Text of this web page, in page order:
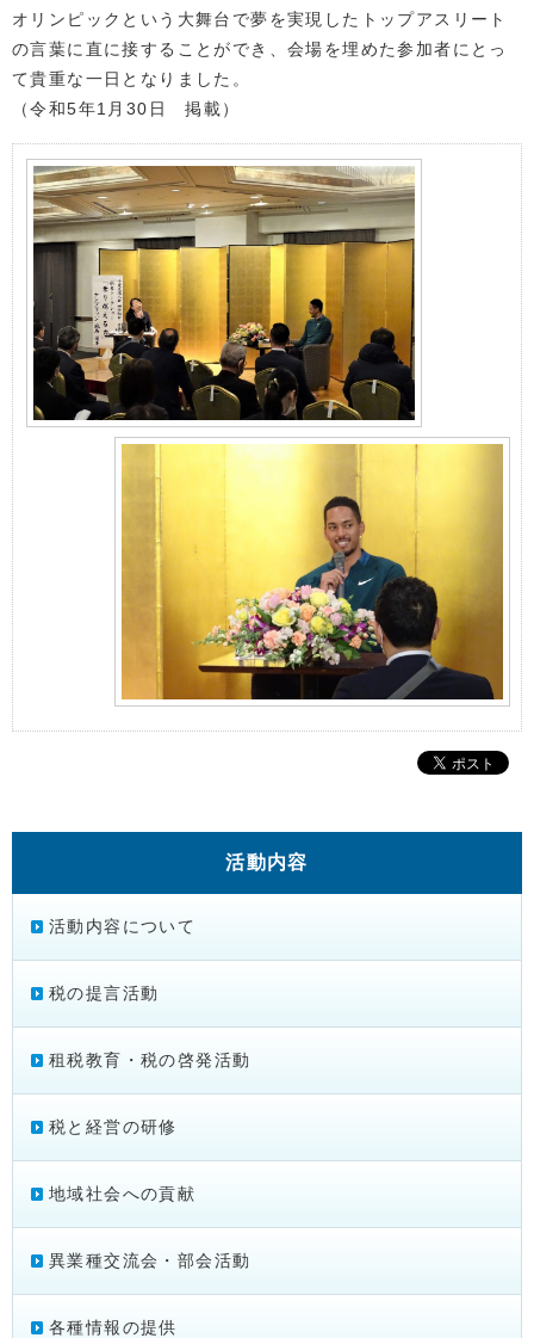
オリンピックという大舞台で夢を実現したトップアスリート
の言葉に直に接することができ、会場を埋めた参加者にとっ
て貴重な一日となりました。
（令和5年1月30日 掲載）
活動内容
活動内容について
税の提言活動
租税教育・税の啓発活動
税と経営の研修
地域社会への貢献
異業種交流会・部会活動
各種情報の提供